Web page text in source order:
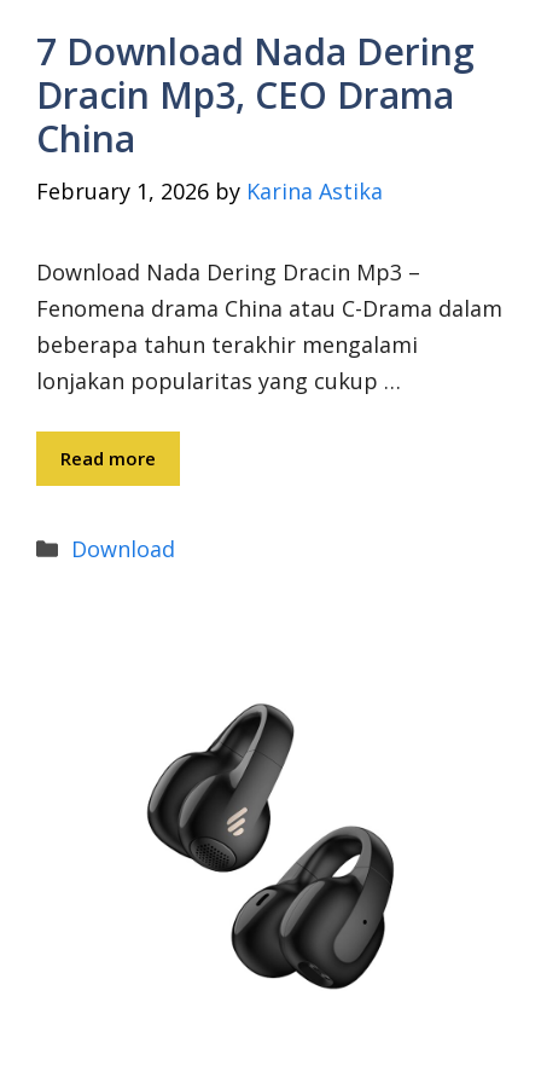
7 Download Nada Dering
Dracin Mp3, CEO Drama
China
February 1, 2026 by Karina Astika
Download Nada Dering Dracin Mp3 –
Fenomena drama China atau C-Drama dalam
beberapa tahun terakhir mengalami
lonjakan popularitas yang cukup …
Read more
Categories
Download